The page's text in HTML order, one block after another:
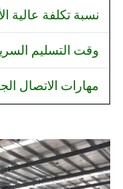
نسبة تكلفة عالية
وقت التسليم
مهارات الاتصال